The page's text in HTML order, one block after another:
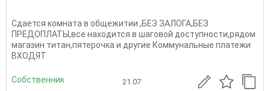
Сдается комната в общежитии ,БЕЗ ЗАЛОГА,БЕЗ
ПРЕДОПЛАТЫ,все находится в шаговой доступности,рядом
магазин титан,пятерочка и другие Коммунальные платежи
ВХОДЯТ
Собственник 21.07